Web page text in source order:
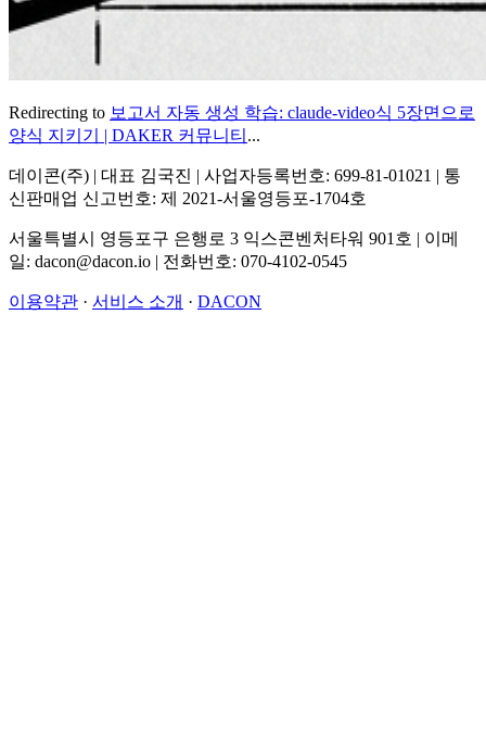
Redirecting to 보고서 자동 생성 학습: claude-video식 5장면으로
양식 지키기 | DAKER 커뮤니티 ...
데이콘(주) | 대표 김국진 | 사업자등록번호: 699-81-01021 | 통
신판매업 신고번호: 제 2021-서울영등포-1704호
서울특별시 영등포구 은행로 3 익스콘벤처타워 901호 | 이메
일: dacon@dacon.io | 전화번호: 070-4102-0545
이용약관 · 서비스 소개 · DACON